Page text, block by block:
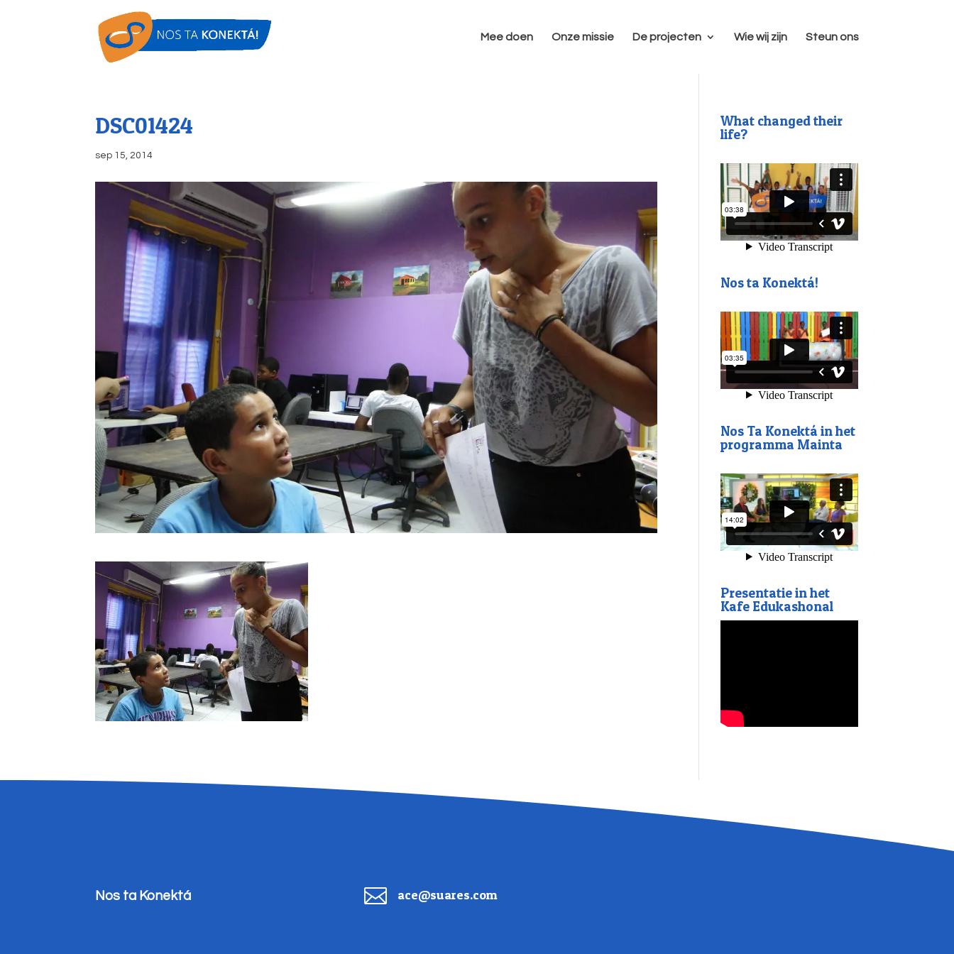
Mee doen Onze missie De projecten Wie wij zijn Steun ons
DSC01424
sep 15, 2014
What changed their
life?
Nos ta Konektá!
Nos Ta Konektá in het
programma Mainta
Presentatie in het
Kafe Edukashonal
Nos ta Konektá  ace@suares.com